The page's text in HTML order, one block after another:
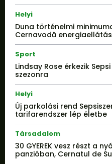
Helyi
Duna történelmi
Cernavodă
Sport
Lindsay Rose érkezik
szezonra
Helyi
Új parkolási rend
tarifarendszer lép életbe
Társadalom
30 GYEREK vesz részt a
panzióban, Cernatul de